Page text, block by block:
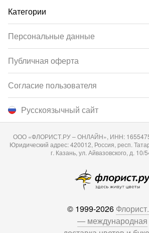
Категории
Русскоязычный сайт
Персональные данные
Публичная оферта
Согласие пользователя
ООО «ФЛОРИСТ.РУ – ОНЛАЙН», ИНН:
Юридический адрес: 420012, Россия, респ.
г. Казань, ул. Айвазовского, д. 10/
© 1999-2026
— международная